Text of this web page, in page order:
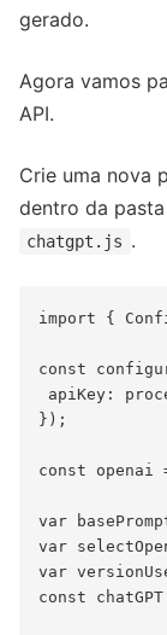
gerado.
Agora vamos
API.
Crie uma nova
dentro da pasta
chatgpt.js .
import {
const
apiKey:
});
const openai
var
var
var
const